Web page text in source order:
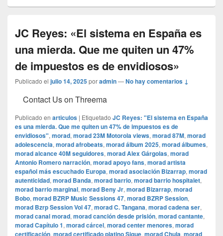
JC Reyes: «El sistema en España es
una mierda. Que me quiten un 47%
de impuestos es de envidiosos»
Publicado el julio 14, 2025poradmin—No hay comentarios ↓
Contact Us on Threema
Publicado en articulos | Etiquetado JC Reyes: "El sistema en España
es una mierda. Que me quiten un 47% de impuestos es de
envidiosos", morad, morad 23M Motorola views, morad 87M, morad
adolescencia, morad afrobeats, morad álbum 2025, morad álbumes,
morad alcance 40M seguidores, morad Alex Gárgolas, morad
Antonio Romero narración, morad apoyo fans, morad artista
español más escuchado Europa, morad asociación Bizarrap, morad
autenticidad, morad Banda, morad barrio, morad barrio hospitalet,
morad barrio marginal, morad Beny Jr, morad Bizarrap, morad
Bobo, morad BZRP Music Sessions 47, morad BZRP Session,
morad Bzrp Session Vol 47, morad C. Tangana, morad cadena ser,
morad canal morad, morad canción desde prisión, morad cantante,
morad Capítulo 1, morad cárcel, morad center menores, morad
certificación, morad certificado platino Sigue, morad Chula, morad